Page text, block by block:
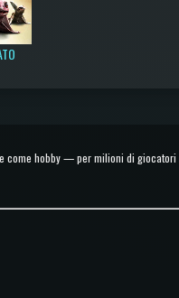
hobby — per milioni di